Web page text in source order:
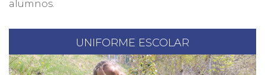
alumnos.
UNIFORME ESCOLAR